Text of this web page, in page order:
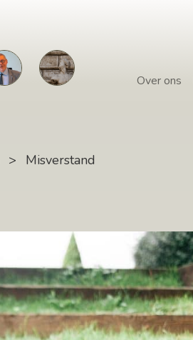
Over ons
> Misverstand